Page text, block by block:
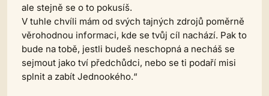
ale stejně se o to pokusíš.
V tuhle chvíli mám od svých tajných zdrojů poměrně
věrohodnou informaci, kde se tvůj cíl nachází. Pak to
bude na tobě, jestli budeš neschopná a necháš se
sejmout jako tví předchůdci, nebo se ti podaří misi
splnit a zabít Jednookého.“